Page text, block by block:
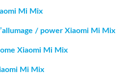
Mac
Mi Mix
/ power Xiaomi Mi Mix
Xiaomi Mi Mix
Mi Mix